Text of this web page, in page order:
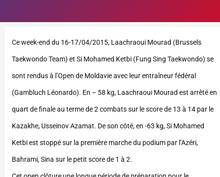
Ce week-end du 16-17/04/2015, Laachraoui Mourad (Brussels
Taekwondo Team) et Si Mohamed Ketbi (Fung Sing Taekwondo) se
sont rendus à l’Open de Moldavie avec leur entraîneur fédéral
(Gambluch Léonardo). En – 58 kg, Laachraoui Mourad est arrêté en
quart de finale au terme de 2 combats sur le score de 13 à 14 par le
Kazakhe, Usseinov Azamat. De son côté, en -63 kg, Si Mohamed
Ketbi est stoppé sur la première marche du podium par l’Azéri,
Bahrami, Sina sur le petit score de 1 à 2.